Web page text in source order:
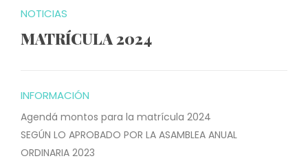
NOTICIAS
MATRÍCULA 2024
INFORMACIÓN
Agendá montos para la matrícula 2024
SEGÚN LO APROBADO POR LA ASAMBLEA ANUAL
ORDINARIA 2023